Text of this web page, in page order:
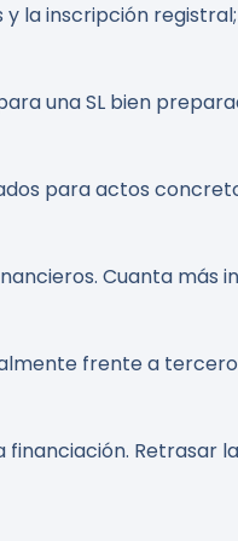
la inscripción
una SL bien
para actos
Cuanta más
frente a
Retrasar